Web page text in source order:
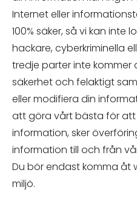
Internet eller
100% säker, så vi kan
hackare, cyberkriminella
tredje parter inte
säkerhet och felaktigt
eller modifiera din
att göra vårt bästa för
information, sker
information till och från
Du bör endast komma åt
miljö.